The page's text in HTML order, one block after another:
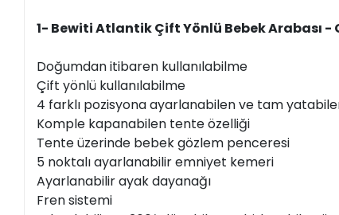
1- Bewiti Atlantik Çift Yönlü Bebek Arabası -
Doğumdan itibaren kullanılabilme
Çift yönlü kullanılabilme
4 farklı pozisyona ayarlanabilen ve tam
Komple kapanabilen tente özelliği
Tente üzerinde bebek gözlem penceresi
5 noktalı ayarlanabilir emniyet kemeri
Ayarlanabilir ayak dayanağı
Fren sistemi